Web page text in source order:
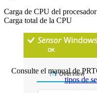
Carga de CPU del procesador
Carga total de la CPU
Consulte el manual de
tipos de